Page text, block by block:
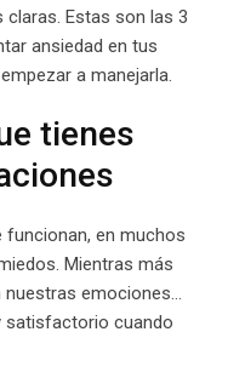
Estas son las 3
ansiedad en tus
a manejarla.
tienes
en muchos
Mientras más
nuestras emociones…
satisfactorio cuando